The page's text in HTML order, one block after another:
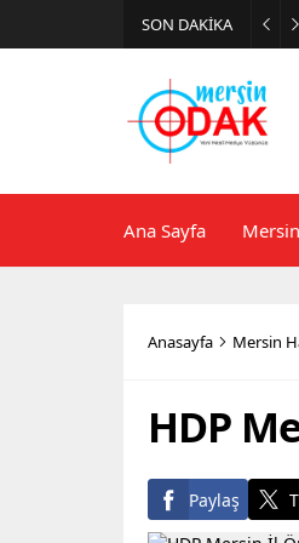
SON DAKİKA
Ana Sayfa
Anasayfa Mersin
HDP
Paylaş